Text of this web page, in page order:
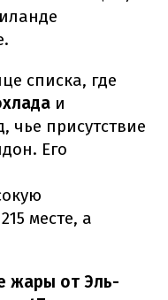
списка, где
и
чье присутствие
Его
месте, а
жары от Эль-